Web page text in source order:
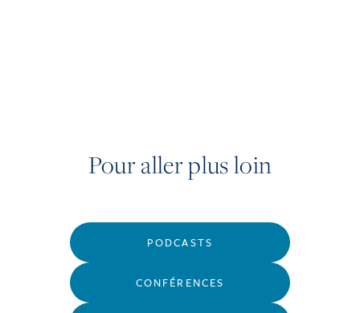
Pour aller plus loin
PODCASTS
CONFÉRENCES